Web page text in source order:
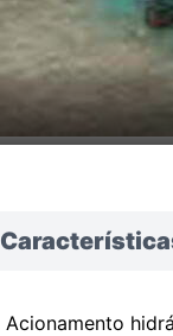
Acionamento